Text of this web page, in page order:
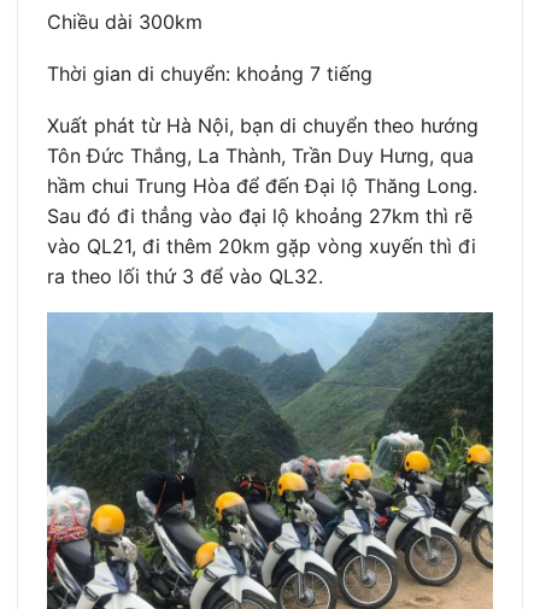
Chiều dài 300km
Thời gian di chuyển: khoảng 7 tiếng
Xuất phát từ Hà Nội, bạn di chuyển theo hướng
Tôn Đức Thắng, La Thành, Trần Duy Hưng, qua
hầm chui Trung Hòa để đến Đại lộ Thăng Long.
Sau đó đi thẳng vào đại lộ khoảng 27km thì rẽ
vào QL21, đi thêm 20km gặp vòng xuyến thì đi
ra theo lối thứ 3 để vào QL32.